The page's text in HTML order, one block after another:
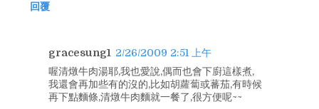
回覆
gracesung1 2/26/2009 2:51 上午
喔清燉牛肉湯耶,我也愛說,偶而也會下廚這樣煮,
我還會再加些有的沒的,比如胡蘿蔔或蕃茄,有時候
再下點麵條,清燉牛肉麵就一餐了,很方便呢~~